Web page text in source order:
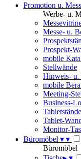
Promotion u.
Werbe- u.
Messe- u.
Prospekt-
mobile
Stellwände
Hinweis- u.
mobile
Meeting-
Business-
Tablet-
Monitor-
Büromöbel ▾ ▾
Büromöbel